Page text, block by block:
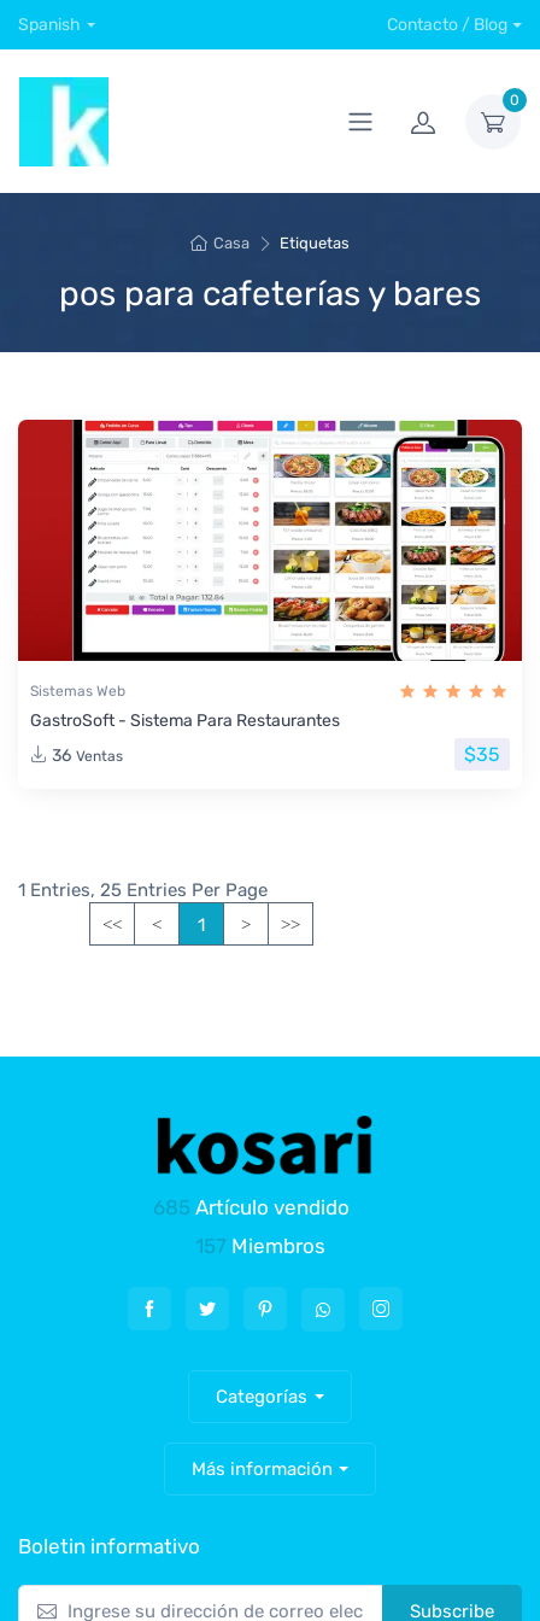
Spanish Contacto / Blog
0
Casa Etiquetas
pos para cafeterías y bares
Sistemas Web
GastroSoft - Sistema Para Restaurantes
36 Ventas $35
1 Entries, 25 Entries Per Page
<< < 1 > >>
685 Artículo vendido
157 Miembros
Categorías
Más información
Boletin informativo
Subscribe